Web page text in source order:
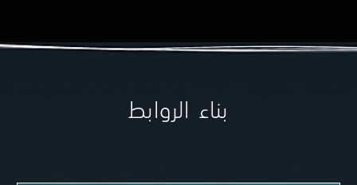
بناء الروابط